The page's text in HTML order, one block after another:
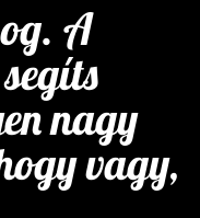
A
nagy
vagy,